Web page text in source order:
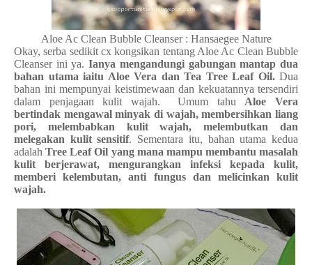
Aloe Ac Clean Bubble Cleanser : Hansaegee Nature
Okay, serba sedikit cx kongsikan tentang Aloe Ac Clean Bubble
Cleanser ini ya.Ianya mengandungi gabungan mantap dua
bahan utama iaitu Aloe Vera dan Tea Tree Leaf Oil.Dua
bahan ini mempunyai keistimewaan dan kekuatannya tersendiri
dalam penjagaan kulit wajah. Umum tahu Aloe Vera
bertindak mengawal minyak di wajah, membersihkan liang
pori, melembabkan kulit wajah, melembutkan dan
melegakan kulit sensitif. Sementara itu, bahan utama kedua
adalahTree Leaf Oil yang mana mampu membantu masalah
kulit berjerawat, mengurangkan infeksi kepada kulit,
memberi kelembutan, anti fungus dan melicinkan kulit
wajah.